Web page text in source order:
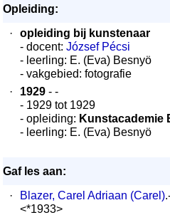
Opleiding:
·
opleiding bij kunstenaar
- docent: József Pécsi
- leerling: E. (Eva) Besnyö
- vakgebied: fotografie
·
1929 - -
- 1929 tot 1929
- opleiding: Kunstacademie
- leerling: E. (Eva) Besnyö
Gaf les aan:
·
Blazer, Carel Adriaan (Carel)
<*1933>